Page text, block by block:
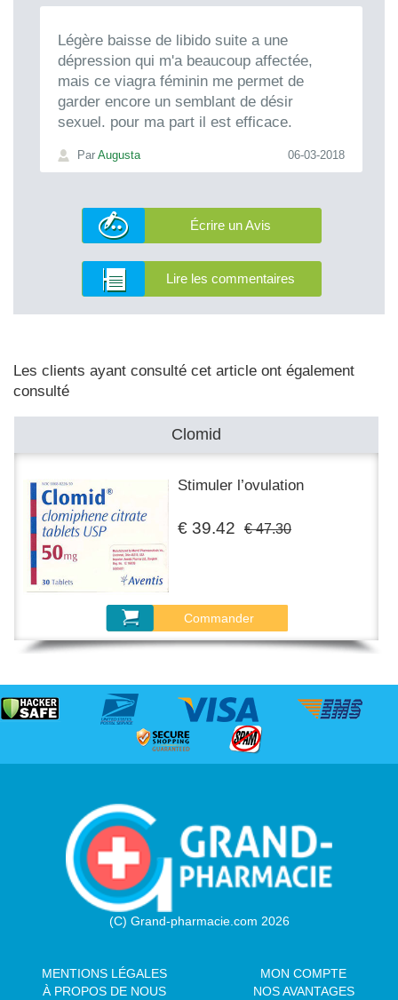
Légère baisse de libido suite a une
dépression qui m'a beaucoup affectée,
mais ce viagra féminin me permet de
garder encore un semblant de désir
sexuel. pour ma part il est efficace.
Par Augusta 06-03-2018
Écrire un Avis
Lire les commentaires
Les clients ayant consulté cet article ont également
consulté
Clomid
Stimuler l’ovulation
€ 39.42 € 47.30
Commander
(C) Grand-pharmacie.com 2026
MENTIONS LÉGALES
À PROPOS DE NOUS
MON COMPTE
NOS AVANTAGES